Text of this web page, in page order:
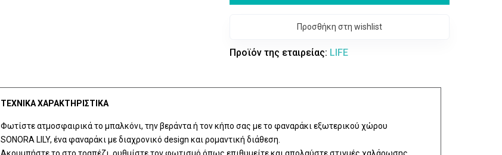
Προσθήκη στη wishlist
Προϊόν της εταιρείας: LIFE
ΤΕΧΝΙΚΑ ΧΑΡΑΚΤΗΡΙΣΤΙΚΑ
Φωτίστε ατμοσφαιρικά το μπαλκόνι, την βεράντα ή τον κήπο σας με το φαναράκι εξωτερικού χώρου
SONORA LILY, ένα φαναράκι με διαχρονικό design και ρομαντική διάθεση.